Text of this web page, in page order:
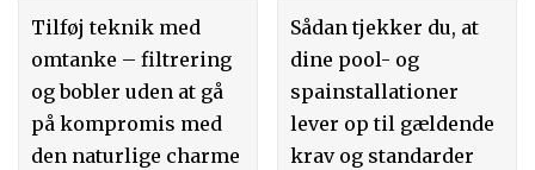
Tilføj teknik med
omtanke – filtrering
og bobler uden at gå
på kompromis med
den naturlige charme
Sådan tjekker du, at
dine pool- og
spainstallationer
lever op til gældende
krav og standarder